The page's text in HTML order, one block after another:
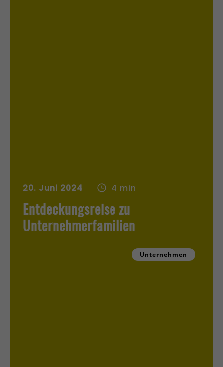
20. Juni 2024 4 min
Entdeckungsreise zu
Unternehmerfamilien
Unternehmen